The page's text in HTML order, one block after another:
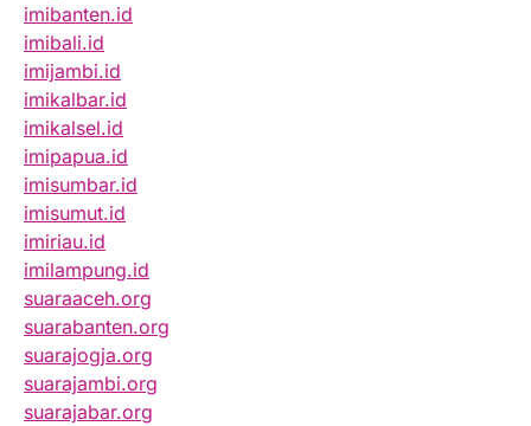
imibanten.id
imibali.id
imijambi.id
imikalbar.id
imikalsel.id
imipapua.id
imisumbar.id
imisumut.id
imiriau.id
imilampung.id
suaraaceh.org
suarabanten.org
suarajogja.org
suarajambi.org
suarajabar.org